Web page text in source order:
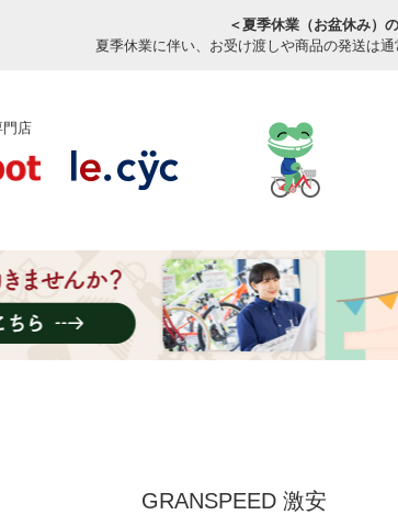
＜夏季休業（お盆休み）
夏季休業に伴い、お受け渡しや商品の発送は
門店
GRANSPEED 激安